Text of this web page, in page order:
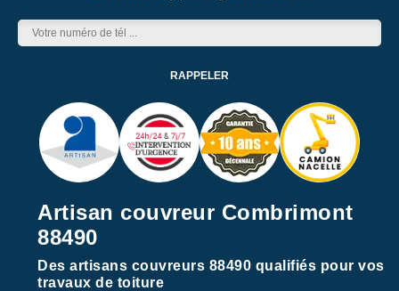
Artisan couvreur Combrimont
88490
Des artisans couvreurs 88490 qualifiés pour vos
travaux de toiture